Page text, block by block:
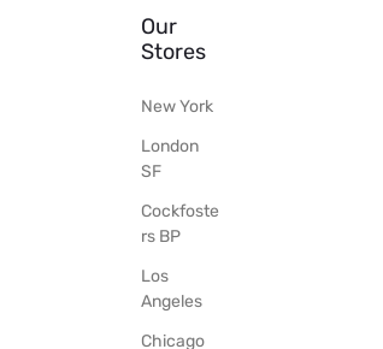
Our
Stores
New York
London
SF
Cockfoste
rs BP
Los
Angeles
Chicago